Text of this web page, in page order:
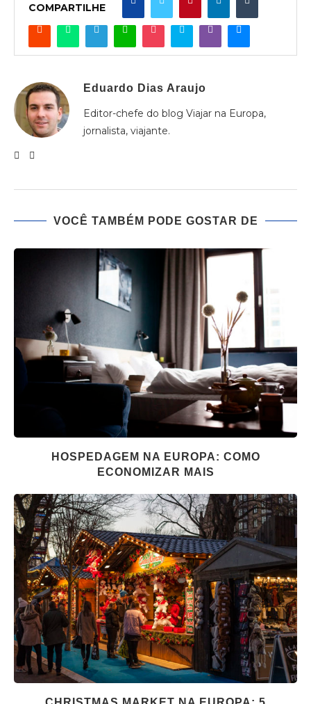
COMPARTILHE
Eduardo Dias Araujo
Editor-chefe do blog Viajar na Europa,
jornalista, viajante.
VOCÊ TAMBÉM PODE GOSTAR DE
HOSPEDAGEM NA EUROPA: COMO
ECONOMIZAR MAIS